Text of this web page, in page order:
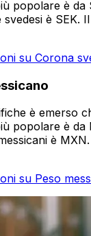
popolare è da
è SEK.
su Corona
è emerso
popolare è da
è
su Peso